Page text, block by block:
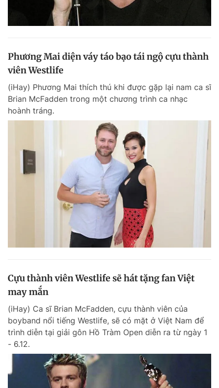
Phương Mai diện váy táo bạo tái ngộ cựu thành
viên Westlife
(iHay) Phương Mai thích thú khi được gặp lại nam ca sĩ
Brian McFadden trong một chương trình ca nhạc
hoành tráng.
Cựu thành viên Westlife sẽ hát tặng fan Việt
may mắn
(iHay) Ca sĩ Brian McFadden, cựu thành viên của
boyband nổi tiếng Westlife, sẽ có mặt ở Việt Nam để
trình diễn tại giải gôn Hồ Tràm Open diễn ra từ ngày 1
- 6.12.